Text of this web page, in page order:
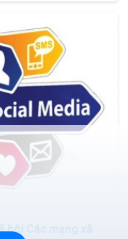
hội Các mạng xã